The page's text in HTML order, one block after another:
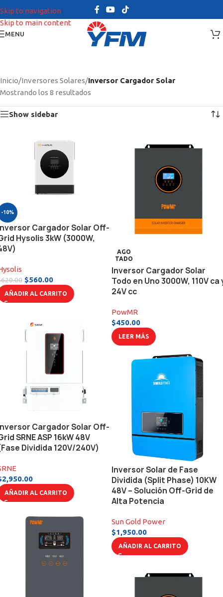
Skip to navigation
Skip to main content
MENU
Inicio/Inversores Solares/Inversor Cargador Solar
Mostrando los 8 resultados
Show sidebar
-10%
Cargador Solar Off-
Hysolis 3kW (3000W,
620.00 $560.00
AÑADIR AL CARRITO
AGO
TADO
Inversor Cargador Solar
Todo en Uno 3000W, 110V ca
24V cc
PowMR
$450.00
LEER MÁS
Cargador Solar Off-
SRNE ASP 16kW 48V
Dividida 120V/240V)
2,950.00
AÑADIR AL CARRITO
Inversor Solar de Fase
Dividida (Split Phase) 10KW
48V – Solución Off-Grid de
Alta Potencia
Sun Gold Power
$1,950.00
AÑADIR AL CARRITO